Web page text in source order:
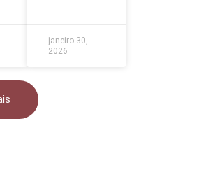
janeiro 30,
2026